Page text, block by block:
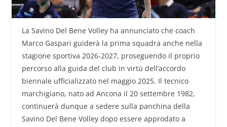
La Savino Del Bene Volley ha annunciato che coach
Marco Gaspari guiderà la prima squadra anche nella
stagione sportiva 2026-2027, proseguendo il proprio
percorso alla guida del club in virtù dell’accordo
biennale ufficializzato nel maggio 2025. Il tecnico
marchigiano, nato ad Ancona il 20 settembre 1982,
continuerà dunque a sedere sulla panchina della
Savino Del Bene Volley dopo essere approdato a